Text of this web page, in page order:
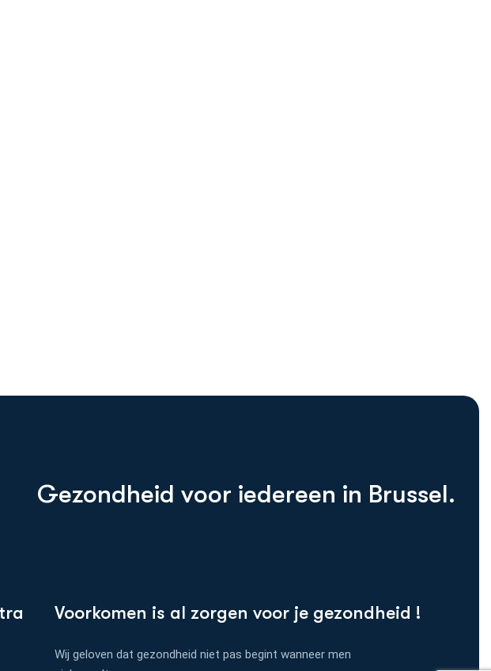
Gezondheid voor iedereen in Brussel.
Voorkomen is al zorgen voor je gezondheid !
Wij geloven dat gezondheid niet pas begint wanneer men